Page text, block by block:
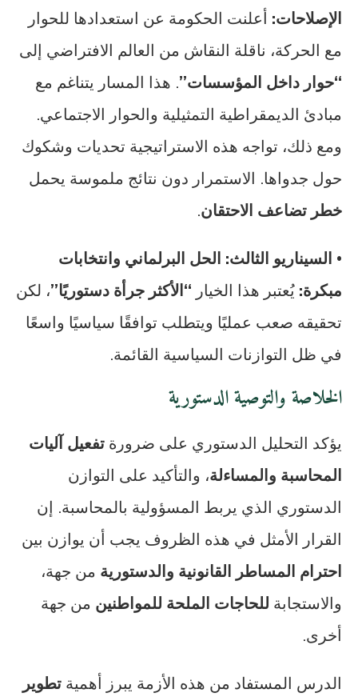
الإصلاحات: أعلنت الحكومة عن استعدادها للحوار
مع الحركة، ناقلة النقاش من العالم الافتراضي إلى
“حوار داخل المؤسسات”. هذا المسار يتناغم مع
مبادئ الديمقراطية التمثيلية والحوار الاجتماعي.
ومع ذلك، تواجه هذه الاستراتيجية تحديات وشكوك
حول جدواها. الاستمرار دون نتائج ملموسة يحمل
خطر تضاعف الاحتقان.
• السيناريو الثالث: الحل البرلماني وانتخابات
مبكرة:يُعتبر هذا الخيار “الأكثر جرأة دستوريًا”، لكن
تحقيقه صعب عمليًا ويتطلب توافقًا سياسيًا واسعًا
في ظل التوازنات السياسية القائمة.
الخلاصة والتوصية الدستورية
يؤكد التحليل الدستوري على ضرورةتفعيل آليات
المحاسبة والمساءلة، والتأكيد على التوازن
الدستوري الذي يربط المسؤولية بالمحاسبة. إن
القرار الأمثل في هذه الظروف يجب أن يوازن بين
احترام المساطر القانونية والدستورية من جهة،
والاستجابة للحاجات الملحة للمواطنين من جهة
أخرى.
الدرس المستفاد من هذه الأزمة يبرز أهميةتطوير